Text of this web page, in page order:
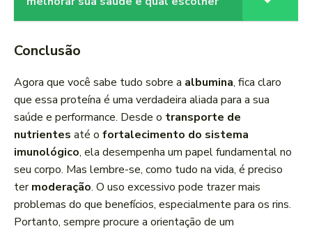
Conclusão
Agora que você sabe tudo sobre a albumina, fica claro
que essa proteína é uma verdadeira aliada para a sua
saúde e performance. Desde o transporte de
nutrientes até o fortalecimento do sistema
imunológico, ela desempenha um papel fundamental no
seu corpo. Mas lembre-se, como tudo na vida, é preciso
termoderação. O uso excessivo pode trazer mais
problemas do que benefícios, especialmente para os rins.
Portanto, sempre procure a orientação de um